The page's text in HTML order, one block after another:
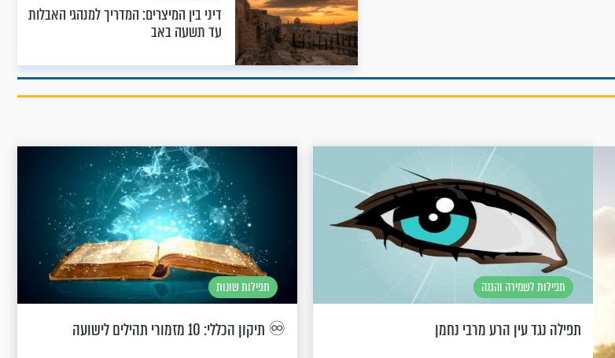
דיני בין המיצרים: המדריך למנהגי האבלות
עד תשעה באב
תפילות לשמירה והגנה
תפילה נגד עין הרע מרבי נחמן
תפילות שונות
♾ תיקון הכללי: 10 מזמורי תהילים לישועה